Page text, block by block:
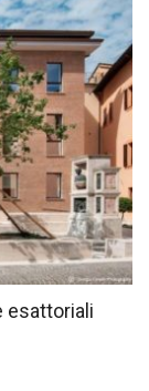
esattoriali